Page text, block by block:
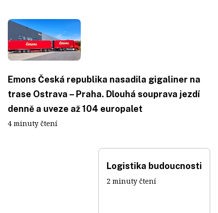
Emons Česká republika nasadila gigaliner na
trase Ostrava – Praha. Dlouhá souprava jezdí
denně a uveze až 104 europalet
4 minuty čtení
Logistika budoucnosti
2 minuty čtení